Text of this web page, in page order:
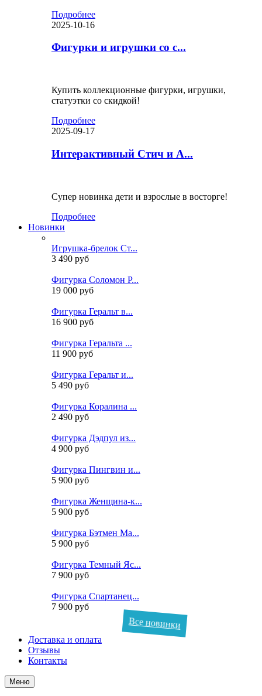
Подробнее
2025-10-16
Фигурки и игрушки со с...
Купить коллекционные фигурки, игрушки,
статуэтки со скидкой!
Подробнее
2025-09-17
Интерактивный Стич и А...
Супер новинка дети и взрослые в восторге!
Подробнее
Новинки
Игрушка-брелок Ст...
3 490 руб
Фигурка Соломон Р...
19 000 руб
Фигурка Геральт в...
16 900 руб
Фигурка Геральта ...
11 900 руб
Фигурка Геральт и...
5 490 руб
Фигурка Коралина ...
2 490 руб
Фигурка Дэдпул из...
4 900 руб
Фигурка Пингвин и...
5 900 руб
Фигурка Женщина-к...
5 900 руб
Фигурка Бэтмен Ма...
5 900 руб
Фигурка Темный Яс...
7 900 руб
Фигурка Спартанец...
7 900 руб
Все новинки
Доставка и оплата
Отзывы
Контакты
Меню